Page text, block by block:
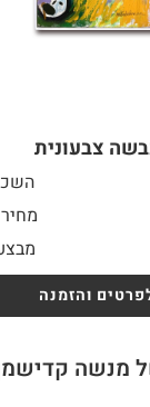
צבעונית
השכרה:
מחיר
והזמנה
מנשה